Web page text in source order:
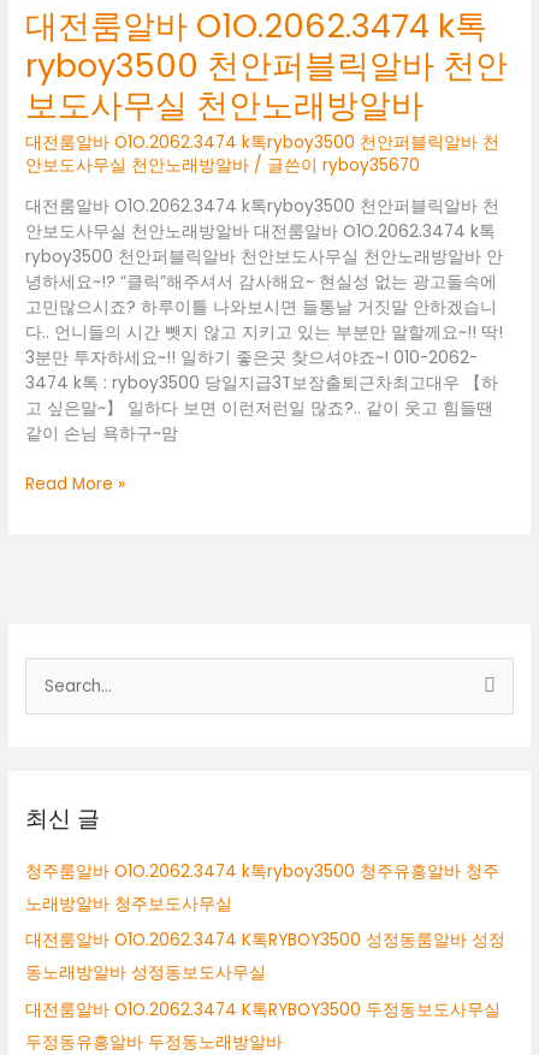
RYBOY3500
두
정
동
보
도
무
실
두
정
동
유
흥
알
바
두
동
대전룸알바 O1O.2062.3474 k톡
ryboy3500 천안퍼블릭알바 천안
보도사무실 천안노래방알바
대전룸알바 O1O.2062.3474 k톡ryboy3500 천안퍼블릭알바 천
안보도사무실 천안노래방알바 / 글쓴이ryboy35670
대전룸알바 O1O.2062.3474 k톡ryboy3500 천안퍼블릭알바 천
안보도사무실 천안노래방알바 대전룸알바 O1O.2062.3474 k톡
ryboy3500 천안퍼블릭알바 천안보도사무실 천안노래방알바 안
녕하세요~!? “클릭”해주셔서 감사해요~ 현실성 없는 광고들속에
고민많으시죠? 하루이틀 나와보시면 들통날 거짓말 안하겠습니
다.. 언니들의 시간 뺏지 않고 지키고 있는 부분만 말할께요~!! 딱!
3분만 투자하세요~!! 일하기 좋은곳 찾으셔야죠~! 010-2062-
3474 k톡 : ryboy3500 당일지급3T보장출퇴근차최고대우 【하
고 싶은말~】 일하다 보면 이런저런일 많죠?.. 같이 웃고 힘들땐
같이 손님 욕하구~맘
대
톡
ryboy3500
천
릭
바
천
안
보
도
사
무
실
Read More »
최신 글
청주룸알바 O1O.2062.3474 k톡ryboy3500 청주유흥알바 청주
노래방알바 청주보도사무실
대전룸알바 O1O.2062.3474 K톡RYBOY3500 성정동룸알바 성정
동노래방알바 성정동보도사무실
대전룸알바 O1O.2062.3474 K톡RYBOY3500 두정동보도사무실
두정동유흥알바 두정동노래방알바